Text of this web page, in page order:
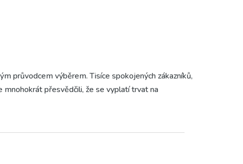
průvodcem výběrem. Tisíce spokojených zákazníků,
přesvědčili, že se vyplatí trvat na